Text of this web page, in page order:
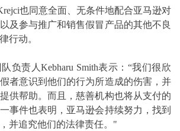
也同意全面、无条件地配合亚马逊对
及参与推广和销售假冒产品的其他不良
行动。
负责人Kebharu Smith表示：“我们很欣
者意识到他们的行为所造成的伤害，并
供帮助。而且，慈善机构也将从支付的
事件也表明，亚马逊会持续努力，找到
并追究他们的法律责任。"